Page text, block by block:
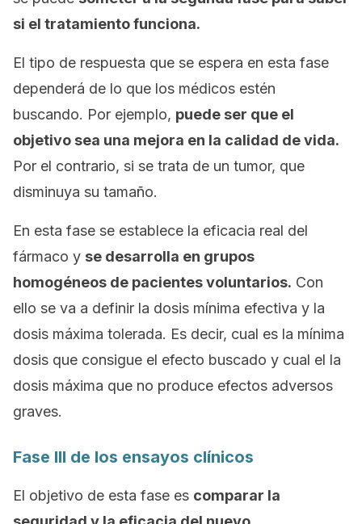
si el tratamiento funciona.
El tipo de respuesta que se espera en esta fase
dependerá de lo que los médicos estén
buscando. Por ejemplo, puede ser que el
objetivo sea una mejora en la calidad de vida.
Por el contrario, si se trata de un tumor, que
disminuya su tamaño.
En esta fase se establece la eficacia real del
fármaco y se desarrolla en grupos
homogéneos de pacientes voluntarios. Con
ello se va a definir la dosis mínima efectiva y la
dosis máxima tolerada. Es decir, cual es la mínima
dosis que consigue el efecto buscado y cual el la
dosis máxima que no produce efectos adversos
graves.
Fase III de los ensayos clínicos
El objetivo de esta fase es comparar la